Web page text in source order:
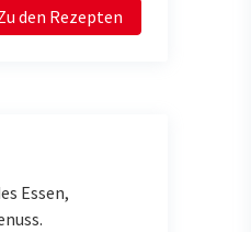
den Rezepten
Essen,